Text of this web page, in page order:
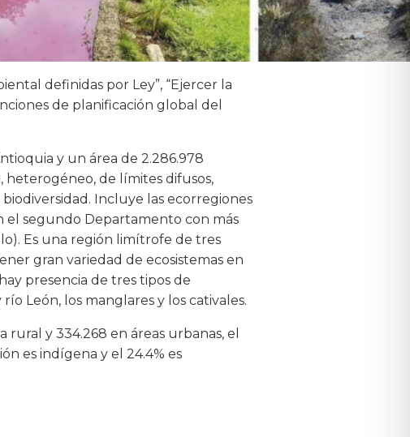
definidas por Ley”, “Ejercer la
de planificación global del
y un área de 2.286.978
heterogéneo, de límites difusos,
Incluye las ecorregiones
el segundo Departamento con más
Es una región limítrofe de tres
gran variedad de ecosistemas en
presencia de tres tipos de
León, los manglares y los cativales.
rural y 334.268 en áreas urbanas, el
es indígena y el 24.4% es